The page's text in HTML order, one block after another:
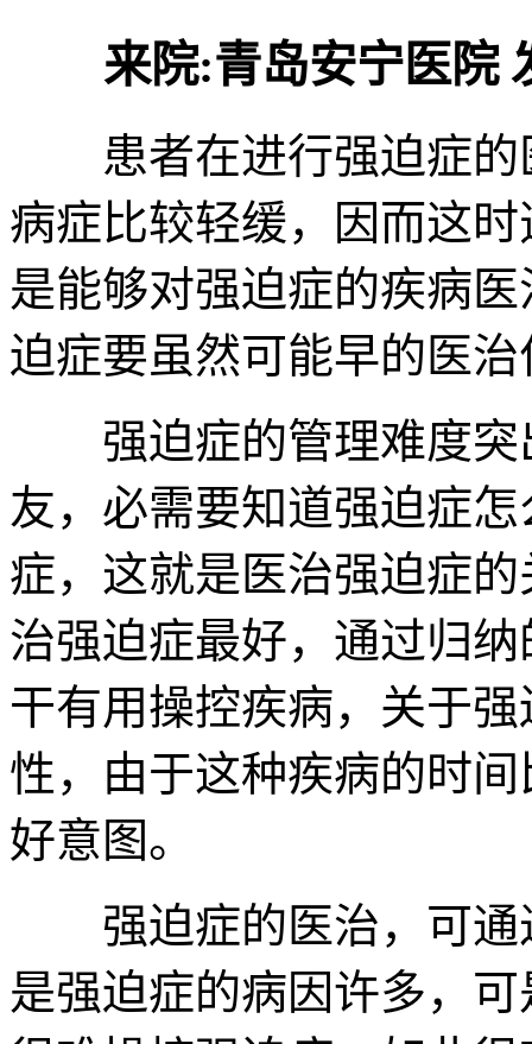
来院:青岛安宁医院
患者在进行强迫症的
病症比较轻缓，因而这
是能够对强迫症的疾病
迫症要虽然可能早的医治
强迫症的管理难度突
友，必需要知道强迫症
症，这就是医治强迫症
治强迫症最好，通过归
干有用操控疾病，关于
性，由于这种疾病的时
好意图。
强迫症的医治，可通
是强迫症的病因许多，